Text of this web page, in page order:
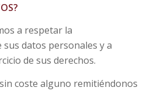
a respetar la
sus datos personales y a
de sus derechos.
coste alguno remitiéndonos